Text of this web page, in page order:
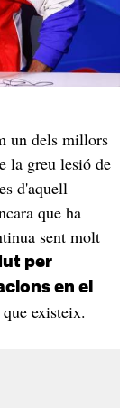
un dels millors
la greu lesió de
d'aquell
que ha
sent molt
per
en el
existeix.